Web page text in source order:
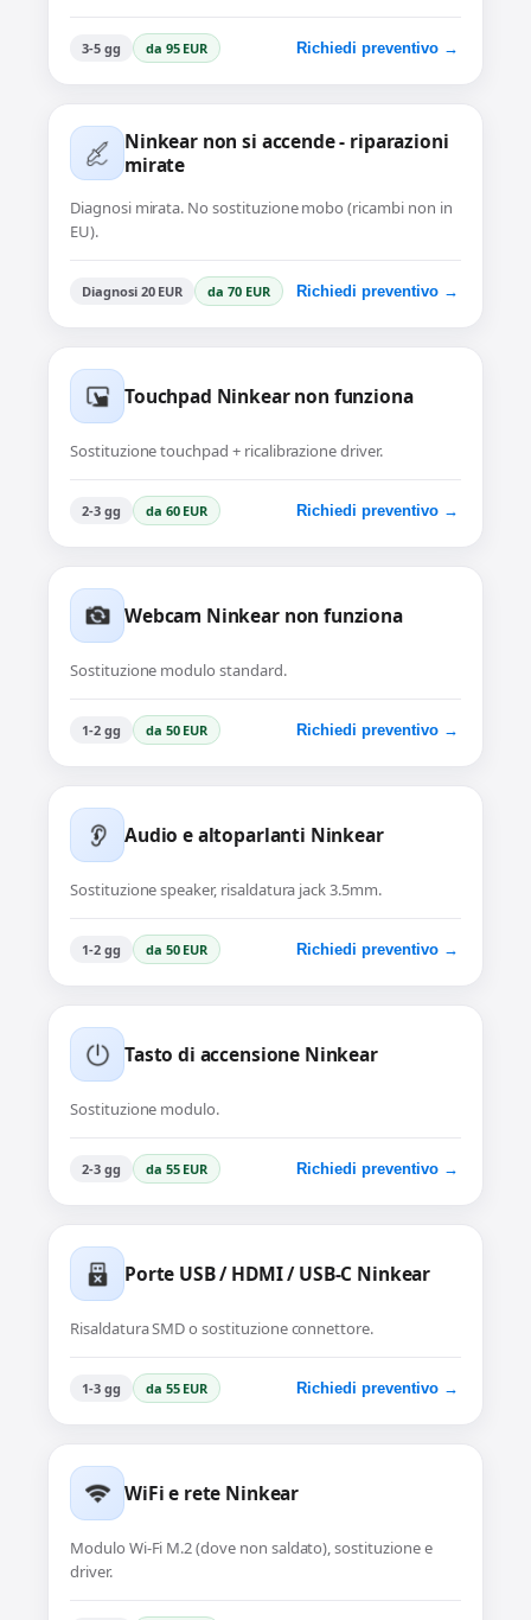
3-5 gg da 95 EUR Richiedi preventivo →
Ninkear non si accende - riparazioni
mirate
Diagnosi mirata. No sostituzione mobo (ricambi non in
EU).
Diagnosi 20 EUR da 70 EUR Richiedi preventivo →
Touchpad Ninkear non funziona
Sostituzione touchpad + ricalibrazione driver.
2-3 gg da 60 EUR Richiedi preventivo →
Webcam Ninkear non funziona
Sostituzione modulo standard.
1-2 gg da 50 EUR Richiedi preventivo →
Audio e altoparlanti Ninkear
Sostituzione speaker, risaldatura jack 3.5mm.
1-2 gg da 50 EUR Richiedi preventivo →
Tasto di accensione Ninkear
Sostituzione modulo.
2-3 gg da 55 EUR Richiedi preventivo →
Porte USB / HDMI / USB-C Ninkear
Risaldatura SMD o sostituzione connettore.
1-3 gg da 55 EUR Richiedi preventivo →
WiFi e rete Ninkear
Modulo Wi-Fi M.2 (dove non saldato), sostituzione e
driver.